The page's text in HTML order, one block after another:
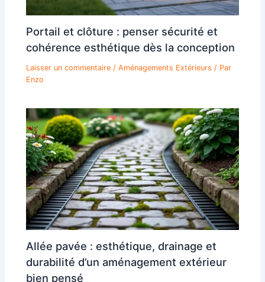
Portail et clôture : penser sécurité et
cohérence esthétique dès la conception
Laisser un commentaire /Aménagements Extérieurs / Par
Enzo
Allée pavée : esthétique, drainage et
durabilité d’un aménagement extérieur
bien pensé